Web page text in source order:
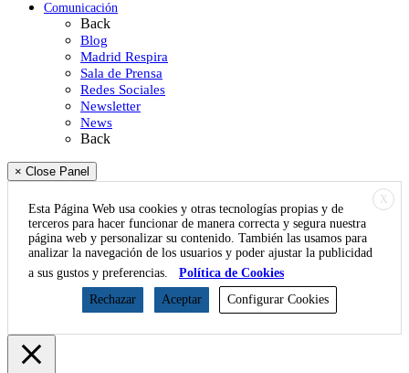
Comunicación
Back
Blog
Madrid Respira
Sala de Prensa
Redes Sociales
Newsletter
News
Back
× Close Panel
X
Esta Página Web usa cookies y otras tecnologías propias y de
terceros para hacer funcionar de manera correcta y segura nuestra
página web y personalizar su contenido. También las usamos para
analizar la navegación de los usuarios y poder ajustar la publicidad
a sus gustos y preferencias.
Política de Cookies
Rechazar
Aceptar Configurar Cookies